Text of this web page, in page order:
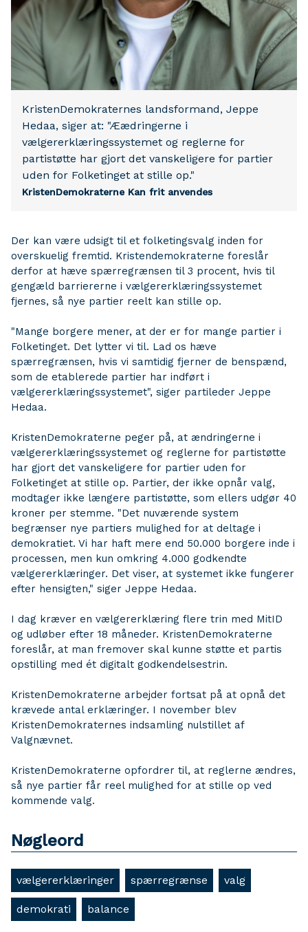
KristenDemokraternes landsformand, Jeppe
Hedaa, siger at: "Æædringerne i
vælgererklæringssystemet og reglerne for
partistøtte har gjort det vanskeligere for partier
uden for Folketinget at stille op."
KristenDemokraterne Kan frit anvendes
Der kan være udsigt til et folketingsvalg inden for
overskuelig fremtid. Kristendemokraterne foreslår
derfor at hæve spærregrænsen til 3 procent, hvis til
gengæld barriererne i vælgererklæringssystemet
fjernes, så nye partier reelt kan stille op.
"Mange borgere mener, at der er for mange partier i
Folketinget. Det lytter vi til. Lad os hæve
spærregrænsen, hvis vi samtidig fjerner de benspænd,
som de etablerede partier har indført i
vælgererklæringssystemet", siger partileder Jeppe
Hedaa.
KristenDemokraterne peger på, at ændringerne i
vælgererklæringssystemet og reglerne for partistøtte
har gjort det vanskeligere for partier uden for
Folketinget at stille op. Partier, der ikke opnår valg,
modtager ikke længere partistøtte, som ellers udgør 40
kroner per stemme. "Det nuværende system
begrænser nye partiers mulighed for at deltage i
demokratiet. Vi har haft mere end 50.000 borgere inde i
processen, men kun omkring 4.000 godkendte
vælgererklæringer. Det viser, at systemet ikke fungerer
efter hensigten," siger Jeppe Hedaa.
I dag kræver en vælgererklæring flere trin med MitID
og udløber efter 18 måneder. KristenDemokraterne
foreslår, at man fremover skal kunne støtte et partis
opstilling med ét digitalt godkendelsestrin.
KristenDemokraterne arbejder fortsat på at opnå det
krævede antal erklæringer. I november blev
KristenDemokraternes indsamling nulstillet af
Valgnævnet.
KristenDemokraterne opfordrer til, at reglerne ændres,
så nye partier får reel mulighed for at stille op ved
kommende valg.
Nøgleord
vælgererklæringer spærregrænse valg
demokrati balance